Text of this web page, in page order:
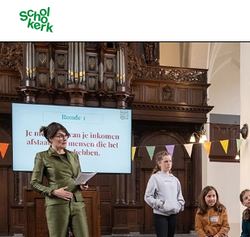
Navigatie
overslaan